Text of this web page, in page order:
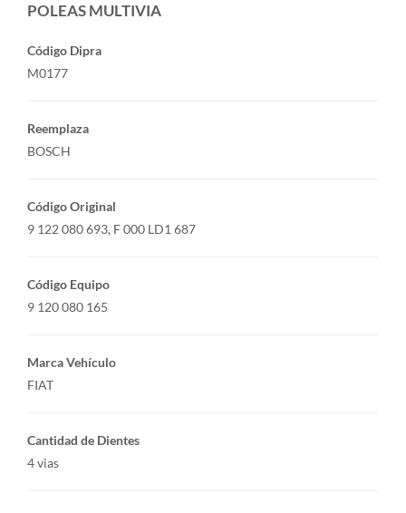
POLEAS MULTIVIA
Código Dipra
M0177
Reemplaza
BOSCH
Código Original
9 122 080 693, F 000 LD1 687
Código Equipo
9 120 080 165
Marca Vehículo
FIAT
Cantidad de Dientes
4 vias